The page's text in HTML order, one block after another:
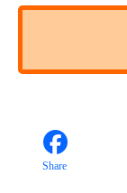
Share